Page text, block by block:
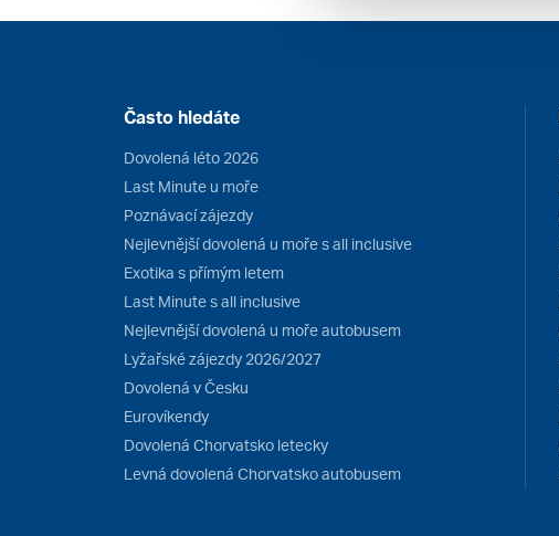
Často hledáte
Dovolená léto 2026
Last Minute u moře
Poznávací zájezdy
Nejlevnější dovolená u moře s all inclusive
Exotika s přímým letem
Last Minute s all inclusive
Nejlevnější dovolená u moře autobusem
Lyžařské zájezdy 2026/2027
Dovolená v Česku
Eurovíkendy
Dovolená Chorvatsko letecky
Levná dovolená Chorvatsko autobusem